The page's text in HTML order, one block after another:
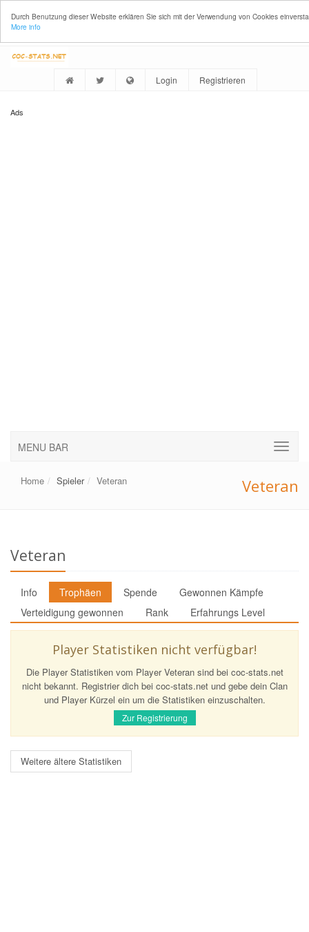
Durch Benutzung dieser Website erklären Sie sich mit der Verwendung von Cookies
More info
Login Registrieren
Ads
MENU BAR
Home Spieler Veteran Veteran
Veteran
Info Trophäen Spende
Gewonnen Kämpfe
Verteidigung gewonnen
Rank Erfahrungs Level
Player Statistiken nicht verfügbar!
Die Player Statistiken vom Player Veteran sind bei coc-stats.net
nicht bekannt. Registrier dich bei coc-stats.net und gebe dein Clan
und Player Kürzel ein um die Statistiken einzuschalten.
Zur Registrierung
Weitere ältere Statistiken